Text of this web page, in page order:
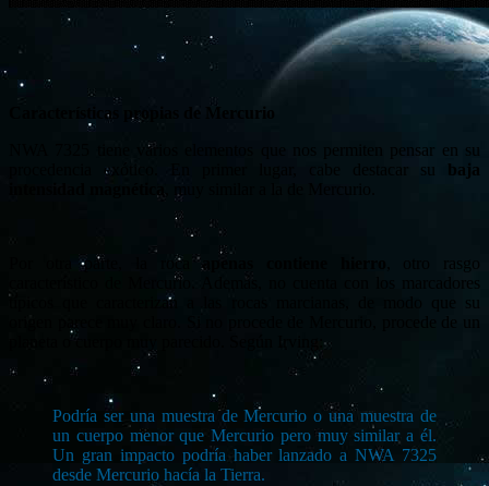
Características propias de Mercurio
NWA 7325 tiene varios elementos que nos permiten pensar en su
procedencia exótico. En primer lugar, cabe destacar su baja
, muy similar a la de Mercurio.
Por otra parte, la roca
característico de Mercurio. Además, no cuenta con los marcadores
típicos que caracterizan a las rocas marcianas, de modo que su
planeta o cuerpo muy parecido. Según Irving:
Podría ser una muestra de Mercurio o una muestra de
un cuerpo menor que Mercurio pero muy similar a él.
Un gran impacto podría haber lanzado a NWA 7325
desde Mercurio hacía la Tierra.